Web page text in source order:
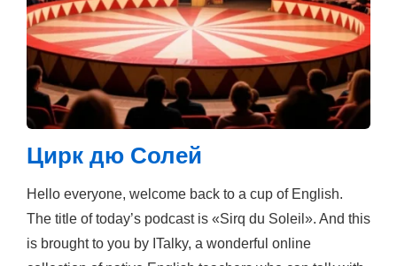
Цирк дю Солей
Hello everyone, welcome back to a cup of English.
The title of today’s podcast is «Sirq du Soleil». And this
is brought to you by ITalky, a wonderful online